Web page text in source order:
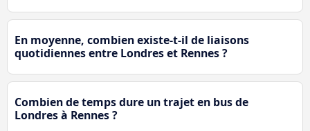
En moyenne, combien existe-t-il de liaisons
quotidiennes entre Londres et Rennes ?
Combien de temps dure un trajet en bus de
Londres à Rennes ?